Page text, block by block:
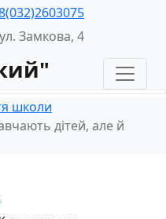
Замкова, 4
школи
дітей, але й